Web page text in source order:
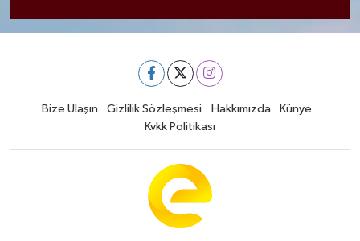
Bize Ulaşın Gizlilik Sözleşmesi Hakkımızda
Künye
Kvkk Politikası